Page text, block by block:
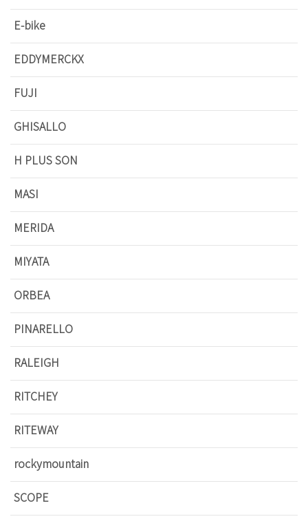
E-bike
EDDYMERCKX
FUJI
GHISALLO
H PLUS SON
MASI
MERIDA
MIYATA
ORBEA
PINARELLO
RALEIGH
RITCHEY
RITEWAY
rockymountain
SCOPE